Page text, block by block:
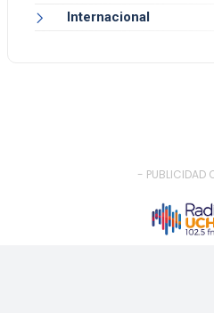
Internacional
- PUBLICIDAD